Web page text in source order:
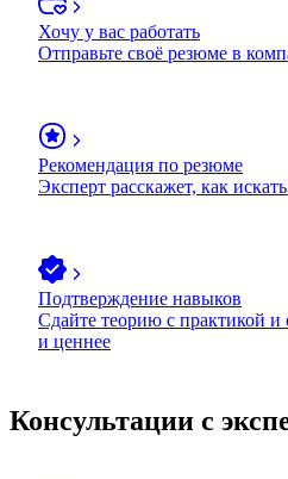
Хочу у вас работать
Отправьте своё резюме в
Рекомендация по резюме
Эксперт расскажет, как
Подтверждение навыков
Сдайте теорию с практикой и
и ценнее
Консультации с